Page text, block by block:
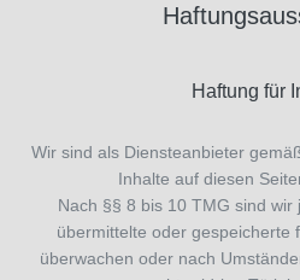
Haftung für
Wir sind als Diensteanbieter
Inhalte auf diesen
Nach §§ 8 bis 10 TMG sind wir
übermittelte oder gespeicherte
überwachen oder nach